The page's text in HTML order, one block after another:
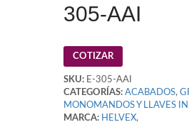
305-AAI
COTIZAR
SKU: E-305-AAI
CATEGORÍAS: ACABADOS,
MONOMANDOS Y LLAVES
MARCA: HELVEX,